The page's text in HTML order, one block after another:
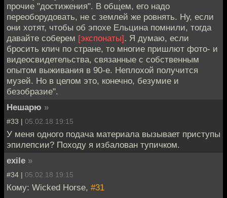
прочие "достижения". В общем, его надо
переоборудовать, не с землей же ровнять. Ну, если
они хотят, чтобы об эпохе Ельцина помнили, тогда
давайте соберем [экспонаты]. Я думаю, если
бросить клич по стране, то многие пришлют фото- и
видеосвидетельства, связанные с собственным
опытом выживания в 90-е. Неплохой получится
музей. Но в целом это, конечно, безумие и
безобразие".
Нешарю »
#33 | 05.02.18 19:15
У меня одного подача материала вызывает приступы
эпилепсии? Походу я избалован тупичком.
exile »
#34 | 05.02.18 19:15
Кому: Wicked Horse, #31